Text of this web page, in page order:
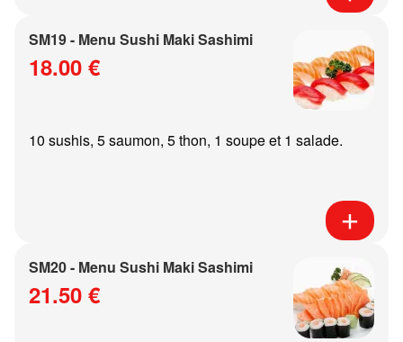
SM19 - Menu Sushi Maki Sashimi
18.00 €
10 sushis, 5 saumon, 5 thon, 1 soupe et 1 salade.
SM20 - Menu Sushi Maki Sashimi
21.50 €